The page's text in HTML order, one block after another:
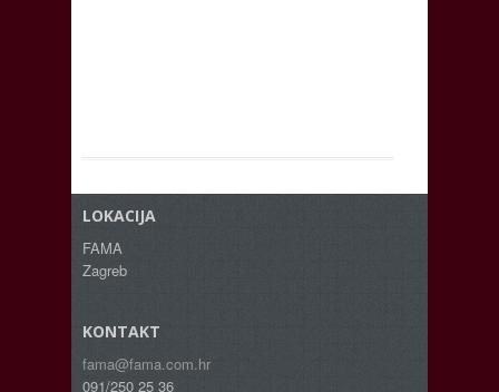
LOKACIJA
FAMA
Zagreb
KONTAKT
fama@fama.com.hr
091/250 25 36